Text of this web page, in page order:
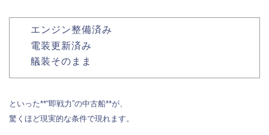
エンジン整備済み
電装更新済み
艤装そのまま
といった**“即戦力”の中古船**が、
驚くほど現実的な条件で現れます。